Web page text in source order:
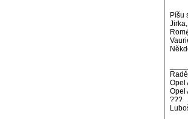
Píšu
Opel
Opel
???